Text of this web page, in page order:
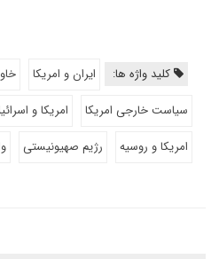
کلید واژه ها: ایران و امریکا
سیاست خارجی امریکا
امریکا و
امریکا و روسیه
رژیم صهیونیستی